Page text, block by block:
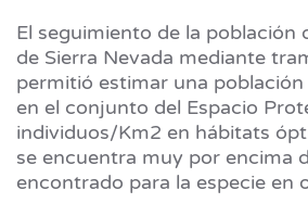
El seguimiento de la población
de Sierra Nevada mediante
permitió estimar una
en el conjunto del Espacio
individuos/Km2 en hábitats
se encuentra muy por encima
encontrado para la especie en